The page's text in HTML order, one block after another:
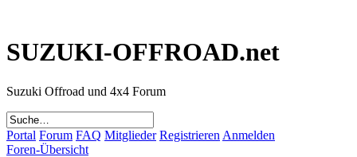
SUZUKI-OFFROAD.net
Suzuki Offroad und 4x4 Forum
Portal Forum FAQ Mitglieder Registrieren Anmelden
Foren-Übersicht